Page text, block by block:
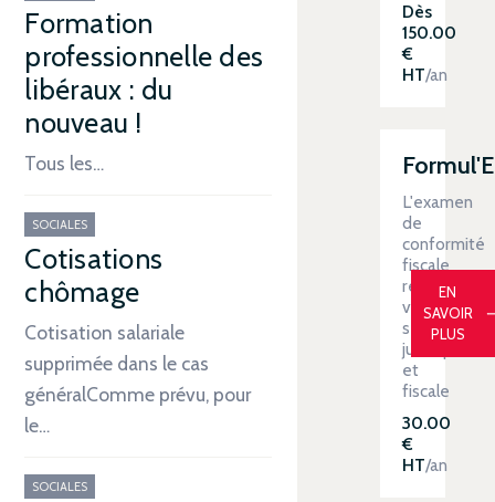
Formation
professionnelle des
libéraux : du
nouveau !
Tous les…
SOCIALES
Cotisations
chômage
Cotisation salariale
supprimée dans le cas
généralComme prévu, pour
le…
SOCIALES
Dès
150.00
€
HT/an
L'examen
de
conformité
fiscale
renforce
votre
sécurité
juridique
et
fiscale
30.00
€
HT/an
EN
SAVOIR
PLUS